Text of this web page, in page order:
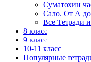
Суматохин
Сало. От А до
Все Тетради
8 класс
9 класс
10-11 класс
Популярные